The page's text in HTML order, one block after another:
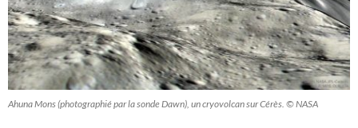
Ahuna Mons (photographié par la sonde Dawn), un cryovolcan sur Cérès. © NASA